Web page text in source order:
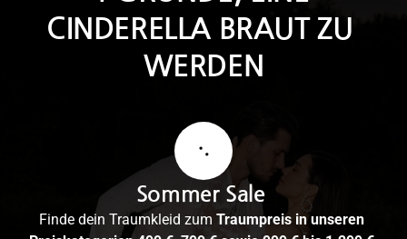
CINDERELLA BRAUT ZU
WERDEN
Sommer Sale
Finde dein Traumkleid zum Traumpreis in unseren